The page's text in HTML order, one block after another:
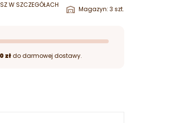
W SZCZEGÓŁACH
Magazyn: 3 szt.
złdo darmowej dostawy.